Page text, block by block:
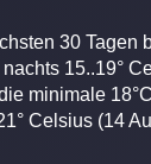
30
15..19°
minimale
Celsius (14